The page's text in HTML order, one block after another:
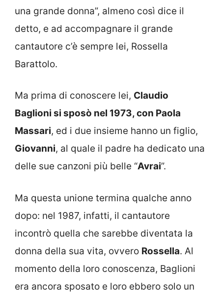
una grande donna”, almeno così dice il
detto, e ad accompagnare il grande
cantautore c’è sempre lei, Rossella
Barattolo.
Ma prima di conoscere lei, Claudio
Baglioni si sposò nel 1973, con Paola
Massari, ed i due insieme hanno un figlio,
Giovanni, al quale il padre ha dedicato una
delle sue canzoni più belle “Avrai”.
Ma questa unione termina qualche anno
dopo: nel 1987, infatti, il cantautore
incontrò quella che sarebbe diventata la
donna della sua vita, ovvero Rossella. Al
momento della loro conoscenza, Baglioni
era ancora sposato e loro ebbero solo un